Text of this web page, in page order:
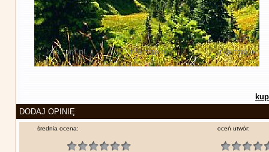
DODAJ OPINIĘ
średnia ocena: oceń utwór: